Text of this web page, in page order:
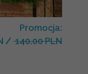
Promocja:
/ 140.00 PLN